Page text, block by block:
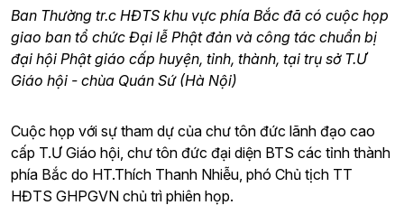
Ban Thường tr.c HĐTS khu vực phía Bắc đã có cuộc họp
giao ban tổ chức Đại lễ Phật đản và công tác chuẩn bị
đại hội Phật giáo cấp huyện, tỉnh, thành, tại trụ sở T.Ư
Giáo hội - chùa Quán Sứ (Hà Nội)
Cuộc họp với sự tham dự của chư tôn đức lãnh đạo cao
cấp T.Ư Giáo hội, chư tôn đức đại diện BTS các tỉnh thành
phía Bắc do HT.Thích Thanh Nhiễu, phó Chủ tịch TT
HĐTS GHPGVN chủ trì phiên họp.